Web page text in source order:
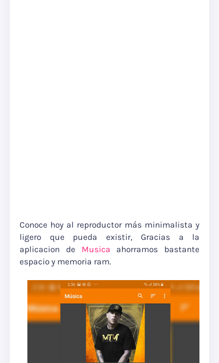
Conoce hoy al reproductor más minimalista y
ligero que pueda existir, Gracias a la
aplicacion de Musica ahorramos bastante
espacio y memoria ram.